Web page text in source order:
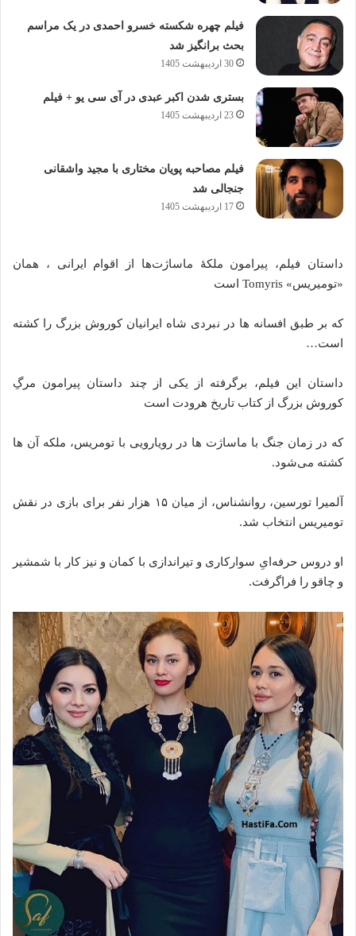
فیلم چهره شکسته خسرو احمدی در یک مراسم
بحث برانگیز شد
30 اردیبهشت 1405
بستری شدن اکبر عبدی در آی سی یو + فیلم
23 اردیبهشت 1405
فیلم مصاحبه پویان مختاری با مجید واشقانی
جنجالی شد
17 اردیبهشت 1405
داستان فیلم، پیرامون ملکۀ ماساژت‌ها از اقوام ایرانی ، همان
«تومیریس» Tomyris است
که بر طبق افسانه ها در نبردی شاه ایرانیان کوروش بزرگ را کشته
است…
داستان این فیلم، برگرفته از یکی از چند داستان پیرامون مرگِ
کوروش بزرگ از کتاب تاریخ هرودت است
که در زمان جنگ با ماساژت ها در رویارویی با تومریس، ملکه آن ها
کشته می‌شود.
آلمیرا تورسین، روانشناس، از میان ۱۵ هزار نفر برای بازی در نقش
تومیریس انتخاب شد.
او دروس حرفه‌ایِ سوارکاری و تیراندازی با کمان و نیز کار با شمشیر
و چاقو را فراگرفت.